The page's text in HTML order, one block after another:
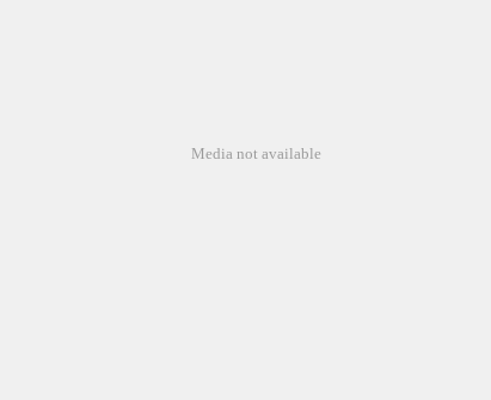
Media not available